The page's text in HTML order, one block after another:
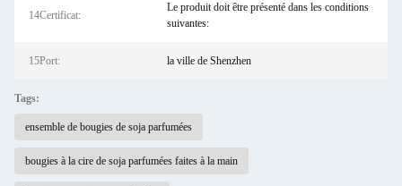
14Certificat:
Le produit doit être présenté dans les conditions
suivantes:
15Port: la ville de Shenzhen
Tags:
ensemble de bougies de soja parfumées
bougies à la cire de soja parfumées faites à la main